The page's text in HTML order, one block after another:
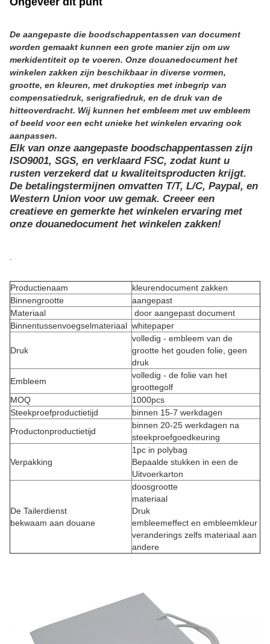
De aangepaste die boodschappentassen van document
worden gemaakt kunnen een grote manier zijn om uw
merkidentiteit op te voeren. Onze douanedocument het
winkelen zakken zijn beschikbaar in diverse vormen,
grootte, en kleuren, met drukopties met inbegrip van
compensatiedruk, serigrafiedruk, en de druk van de
hitteoverdracht. Wij kunnen het embleem met uw embleem
of beeld voor een echt unieke het winkelen ervaring ook
aanpassen.
Elk van onze aangepaste boodschappentassen zijn
ISO9001, SGS, en verklaard FSC, zodat kunt u
rusten verzekerd dat u kwaliteitsproducten krijgt.
De betalingstermijnen omvatten T/T, L/C, Paypal, en
Western Union voor uw gemak. Creeer een
creatieve en gemerkte het winkelen ervaring met
onze douanedocument het winkelen zakken!
Productienaam
kleurendocument zakken
Binnengrootte
aangepast
Materiaal
door aangepast document
Binnentussenvoegselmateriaal whitepaper
Druk
volledig - embleem van de
grootte het gouden folie, geen
druk
Embleem
volledig - de folie van het
groottegolf
MOQ
1000pcs
Steekproefproductietijd
binnen 15-7 werkdagen
Productonproductietijd
binnen 20-25 werkdagen na
steekproefgoedkeuring
Verpakking
1pc in polybag
Bepaalde stukken in een de
Uitvoerkarton
De Tailerdienst
bekwaam aan douane
doosgrootte
materiaal
Druk
embleemeffect en embleemkleur
veranderings zelfs materiaal aan
andere